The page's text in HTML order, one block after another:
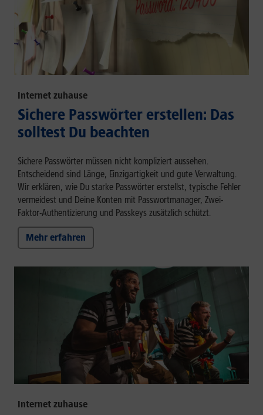
Internet zuhause
Sichere Passwörter erstellen: Das
solltest Du beachten
Sichere Passwörter müssen nicht kompliziert aussehen.
Entscheidend sind Länge, Einzigartigkeit und gute Verwaltung.
Wir erklären, wie Du starke Passwörter erstellst, typische Fehler
vermeidest und Deine Konten mit Passwortmanager, Zwei-
Faktor-Authentizierung und Passkeys zusätzlich schützt.
Mehr erfahren
Internet zuhause